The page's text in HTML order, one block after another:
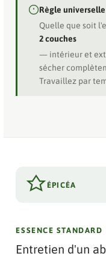
Règle universelle
Quelle que soit
2 couches
— intérieur et
sécher
Travaillez par
ÉPICÉA
ESSENCE STANDARD
Entretien d'un